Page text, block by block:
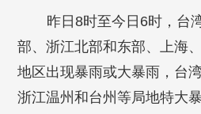
昨日8时至今日6时，台
部、浙江北部和东部、上海
地区出现暴雨或大暴雨，台
浙江温州和台州等局地特大